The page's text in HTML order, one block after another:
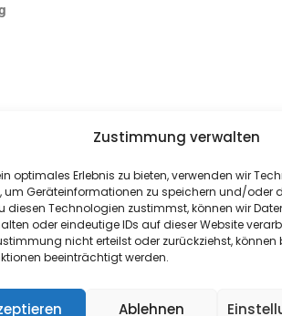
Zustimmung verwalten
optimales Erlebnis zu bieten, verwenden wir
um Geräteinformationen zu speichern und/oder
diesen Technologien zustimmst, können wir
oder eindeutige IDs auf dieser Website
nicht erteilst oder zurückziehst,
beeinträchtigt werden.
Ablehnen